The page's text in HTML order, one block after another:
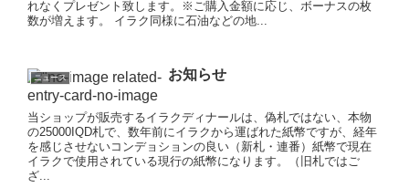
れなくプレゼント致します。※ご購入金額に応じ、ボーナスの枚
数が増えます。 イラク同様に石油などの地...
ニュース お知らせ
当ショップが販売するイラクディナールは、偽札ではない、本物
の25000IQD札で、数年前にイラクから運ばれた紙幣ですが、経年
を感じさせないコンデョションの良い（新札・連番）紙幣で現在
イラクで使用されている現行の紙幣になります。（旧札ではご
ざ...